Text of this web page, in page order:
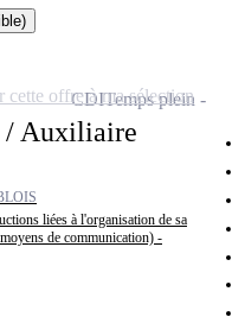
/ Auxiliaire
liées à l'organisation de sa
de communication) -
CDITemps plein
cette offre à ma sélection